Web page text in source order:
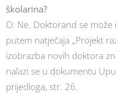
školarina?
O: Ne. Doktorand se
putem natječaja „Projekt
izobrazba novih doktora
nalazi se u dokumentu
prijedloga, str. 26.